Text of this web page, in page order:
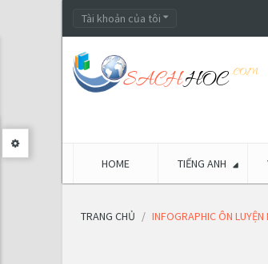
Tài khoản của tôi
HOME TIẾNG ANH
TRANG CHỦ INFOGRAPHIC ÔN